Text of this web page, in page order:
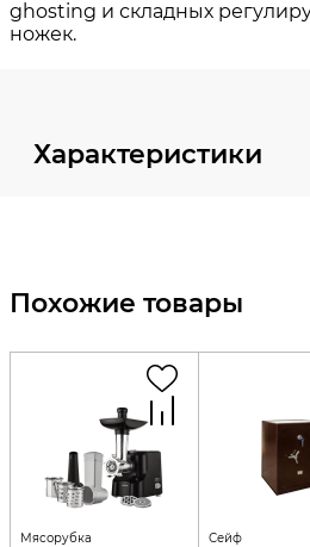
Характеристики
Похожие товары
Мясорубка
Сейф